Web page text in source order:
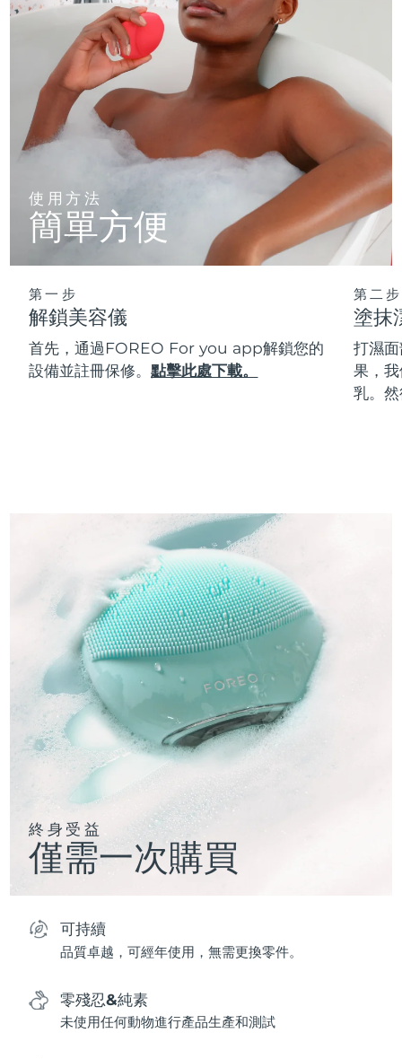
使用方法
簡單方便
第一步
解鎖美容儀
首先，通過FOREO For you app解鎖您的
設備並註冊保修。點擊此處下載。
第二步
塗抹
打濕
果，
乳。
終身受益
僅需一次購買
可持續
品質卓越，可經年使用，無需更換零件。
零殘忍&純素
未使用任何動物進行產品生產和測試